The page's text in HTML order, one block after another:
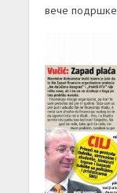
вече